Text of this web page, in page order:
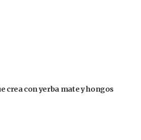
crea con yerba mate y hongos